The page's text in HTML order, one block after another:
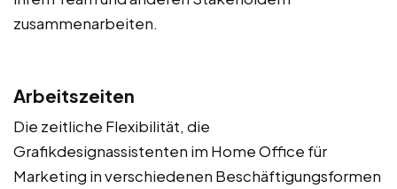
zusammenarbeiten.
Arbeitszeiten
Die zeitliche Flexibilität, die
Grafikdesignassistenten im Home Office für
Marketing in verschiedenen Beschäftigungsformen